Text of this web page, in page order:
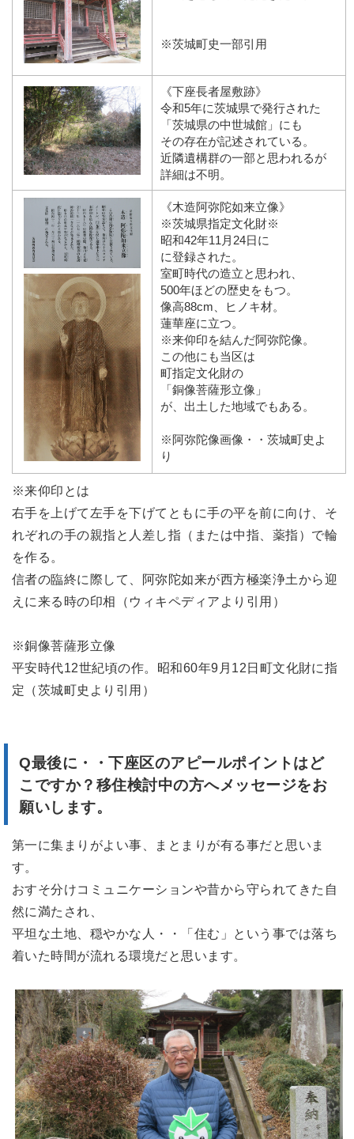
※茨城町史一部引用
《下座長者屋敷跡》
令和5年に茨城県で発行された
「茨城県の中世城館」にも
その存在が記述されている。
近隣遺構群の一部と思われるが
詳細は不明。
《木造阿弥陀如来立像》
※茨城県指定文化財※
昭和42年11月24日に
に登録された。
室町時代の造立と思われ、
500年ほどの歴史をもつ。
像高88cm、ヒノキ材。
蓮華座に立つ。
※来仰印を結んだ阿弥陀像。
この他にも当区は
町指定文化財の
「銅像菩薩形立像」
が、出土した地域でもある。
※阿弥陀像画像・・茨城町史よ
り
※来仰印とは
右手を上げて左手を下げてともに手の平を前に向け、そ
れぞれの手の親指と人差し指（または中指、薬指）で輪
を作る。
信者の臨終に際して、阿弥陀如来が西方極楽浄土から迎
えに来る時の印相（ウィキペディアより引用）
※銅像菩薩形立像
平安時代12世紀頃の作。昭和60年9月12日町文化財に指
定（茨城町史より引用）
Q最後に・・下座区のアピールポイントはど
こですか？移住検討中の方へメッセージをお
願いします。
第一に集まりがよい事、まとまりが有る事だと思いま
す。
おすそ分けコミュニケーションや昔から守られてきた自
然に満たされ、
平坦な土地、穏やかな人・・「住む」という事では落ち
着いた時間が流れる環境だと思います。